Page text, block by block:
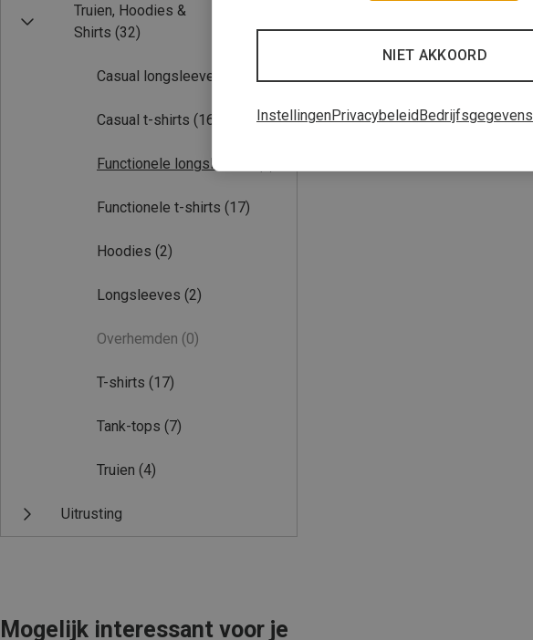
Truien, Hoodies &
Shirts (32)
Casual longsleeves
Casual t-shirts (16)
Functionele longsleeves
Functionele t-shirts (17)
Hoodies (2)
Longsleeves (2)
Overhemden (0)
T-shirts (17)
Tank-tops (7)
Truien (4)
Uitrusting
Mogelijk interessant voor je
NIET AKKOORD
InstellingenPrivacybeleidBedrijfsgegevens